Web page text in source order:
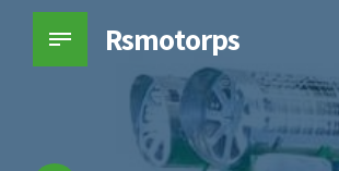
Rsmotorps